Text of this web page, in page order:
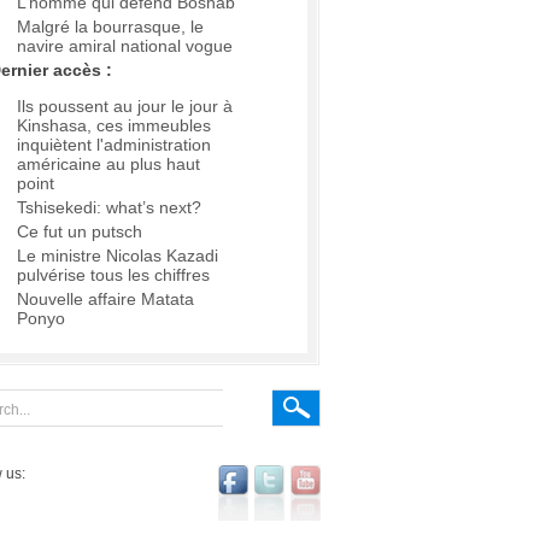
Malgré la bourrasque, le
navire amiral national vogue
accès :
Ils poussent au jour le jour à
Kinshasa, ces immeubles
inquiètent l'administration
américaine au plus haut
point
Tshisekedi: what’s next?
Ce fut un putsch
Le ministre Nicolas Kazadi
pulvérise tous les chiffres
Nouvelle affaire Matata
Ponyo
us: